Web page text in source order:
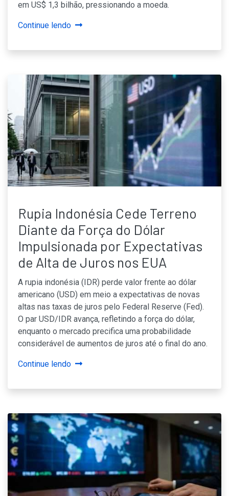
em US$ 1,3 bilhão, pressionando a moeda.
Continue lendo
Rupia Indonésia Cede Terreno
Diante da Força do Dólar
Impulsionada por Expectativas
de Alta de Juros nos EUA
A rupia indonésia (IDR) perde valor frente ao dólar
americano (USD) em meio a expectativas de novas
altas nas taxas de juros pelo Federal Reserve (Fed).
O par USD/IDR avança, refletindo a força do dólar,
enquanto o mercado precifica uma probabilidade
considerável de aumentos de juros até o final do ano.
Continue lendo